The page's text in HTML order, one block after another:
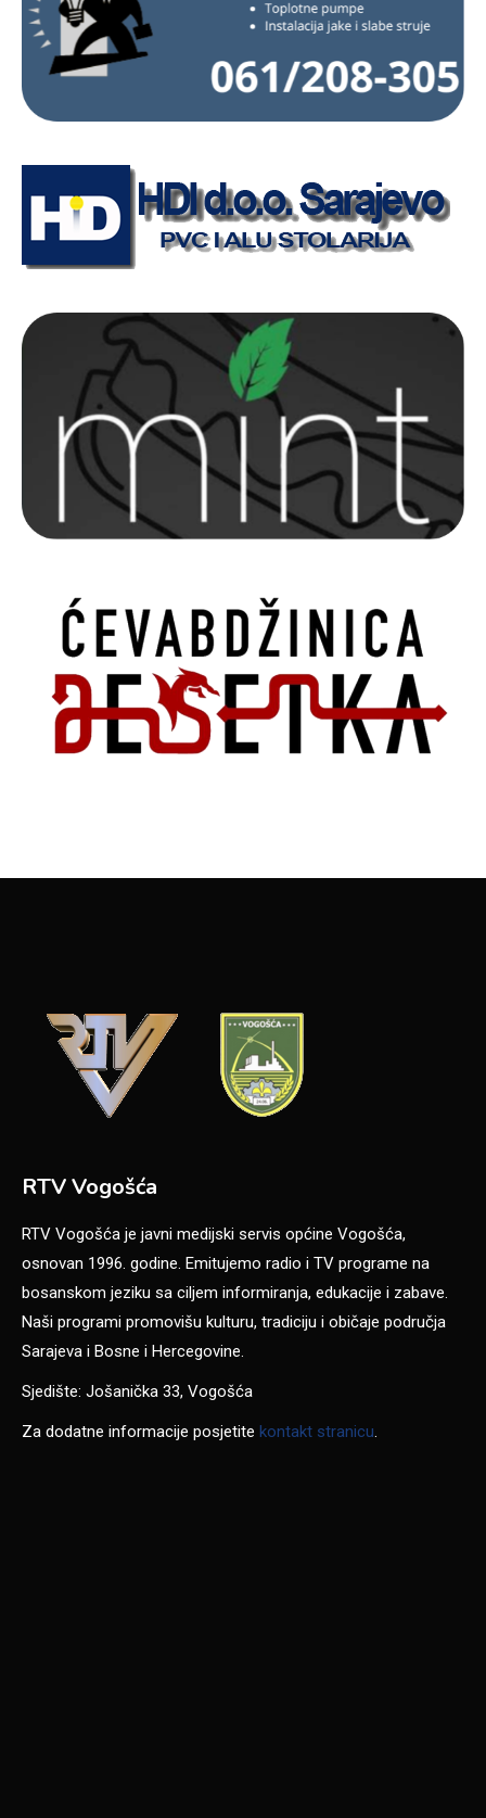
RTV Vogošća
RTV Vogošća je javni medijski servis općine Vogošća,
osnovan 1996. godine. Emitujemo radio i TV programe na
bosanskom jeziku sa ciljem informiranja, edukacije i zabave.
Naši programi promovišu kulturu, tradiciju i običaje područja
Sarajeva i Bosne i Hercegovine.
Sjedište: Jošanička 33, Vogošća
Za dodatne informacije posjetite kontakt stranicu.